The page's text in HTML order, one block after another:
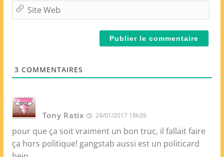
m
i
3 COMMENTAIRES
Tony Ratix 24/01/2017 18h39
pour que ça soit vraiment un bon truc, il fallait faire
ça hors politique! gangstab aussi est un politicard